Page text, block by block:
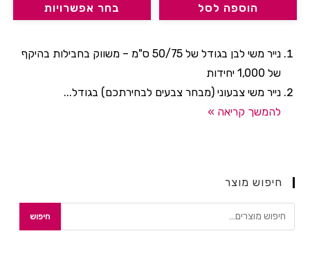
הוספה לסל בחר אפשרויות
נייר משי לבן בגודל של 50/75 ס"מ – משווק בחבילות בהיקף
של 1,000 יחידות
נייר משי צבעוני (מבחר צבעים לבחירתכם) בגודל...
להמשך קריאה »
חיפוש מוצר
חיפוש